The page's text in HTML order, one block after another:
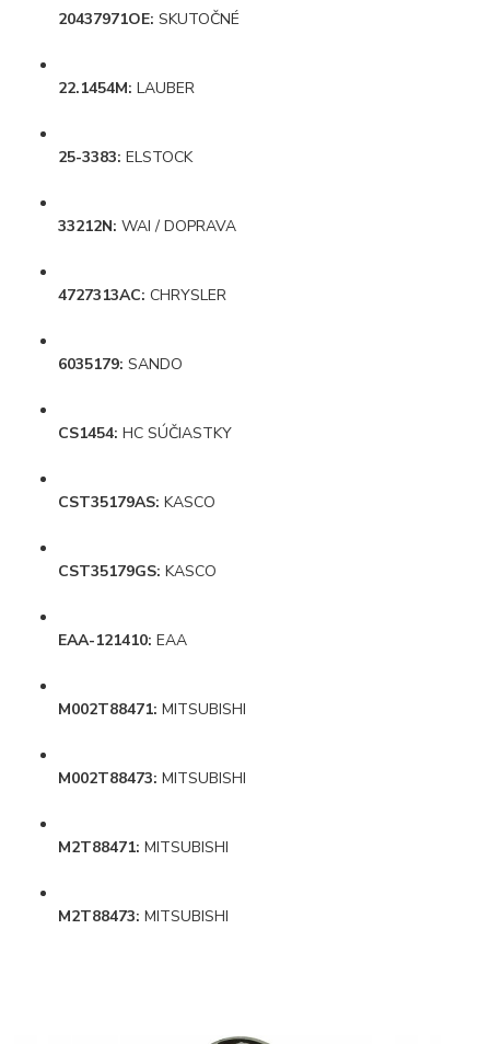
20437971OE: SKUTOČNÉ
22.1454M: LAUBER
25-3383: ELSTOCK
33212N: WAI / DOPRAVA
4727313AC: CHRYSLER
6035179: SANDO
CS1454: HC SÚČIASTKY
CST35179AS: KASCO
CST35179GS: KASCO
EAA-121410: EAA
M002T88471: MITSUBISHI
M002T88473: MITSUBISHI
M2T88471: MITSUBISHI
M2T88473: MITSUBISHI